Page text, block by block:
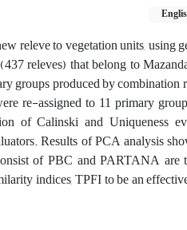
releve to vegetation units, using
releves) that belong to
groups produced by combination
re-assigned to 11 primary
of Calinski and Uniqueness
Results of PCA analysis
of PBC and PARTANA are
indices, TPFI to be an